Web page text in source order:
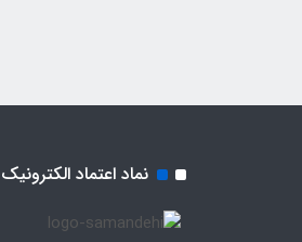
نماد اعتماد